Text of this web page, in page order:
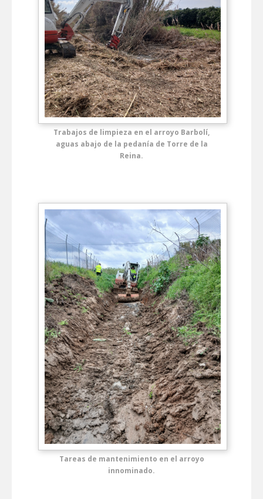
Trabajos de limpieza en el arroyo Barbolí,
aguas abajo de la pedanía de Torre de la
Reina.
Tareas de mantenimiento en el arroyo
innominado.